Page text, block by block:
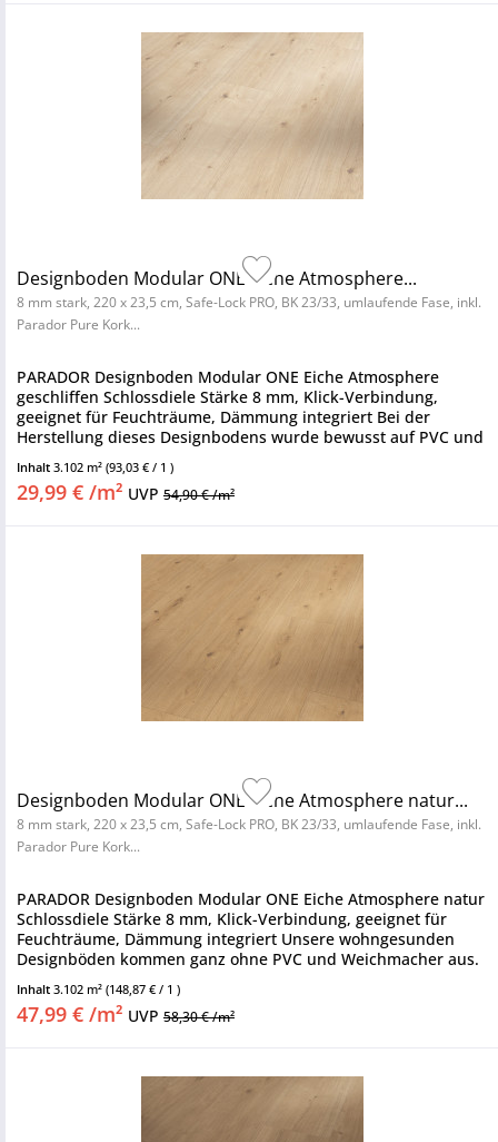
Designboden Modular ONE Eiche Atmosphere...
8 mm stark, 220 x 23,5 cm, Safe-Lock PRO, BK 23/33, umlaufende Fase, inkl.
Parador Pure Kork...
PARADOR Designboden Modular ONE Eiche Atmosphere
geschliffen Schlossdiele Stärke 8 mm, Klick-Verbindung,
geeignet für Feuchträume, Dämmung integriert Bei der
Herstellung dieses Designbodens wurde bewusst auf PVC und
Weichmacher...
Inhalt 3.102 m² (93,03 € / 1 )
29,99 € /m² UVP 54,90 € /m²
Designboden Modular ONE Eiche Atmosphere natur...
8 mm stark, 220 x 23,5 cm, Safe-Lock PRO, BK 23/33, umlaufende Fase, inkl.
Parador Pure Kork...
PARADOR Designboden Modular ONE Eiche Atmosphere natur
Schlossdiele Stärke 8 mm, Klick-Verbindung, geeignet für
Feuchträume, Dämmung integriert Unsere wohngesunden
Designböden kommen ganz ohne PVC und Weichmacher aus.
Sie sind besonders...
Inhalt 3.102 m² (148,87 € / 1 )
47,99 € /m² UVP 58,30 € /m²